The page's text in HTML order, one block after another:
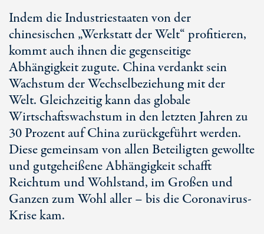
Indem die Industriestaaten von der
chinesischen „Werkstatt der Welt“ profitieren,
kommt auch ihnen die gegenseitige
Abhängigkeit zugute. China verdankt sein
Wachstum der Wechselbeziehung mit der
Welt. Gleichzeitig kann das globale
Wirtschaftswachstum in den letzten Jahren zu
30 Prozent auf China zurückgeführt werden.
Diese gemeinsam von allen Beteiligten gewollte
und gutgeheißene Abhängigkeit schafft
Reichtum und Wohlstand, im Großen und
Ganzen zum Wohl aller – bis die Coronavirus-
Krise kam.